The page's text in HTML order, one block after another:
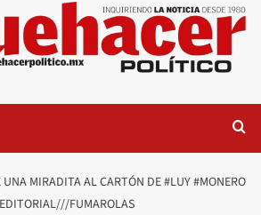
UNA MIRADITA AL CARTÓN DE #LUY #MONERO
FUMAROLAS